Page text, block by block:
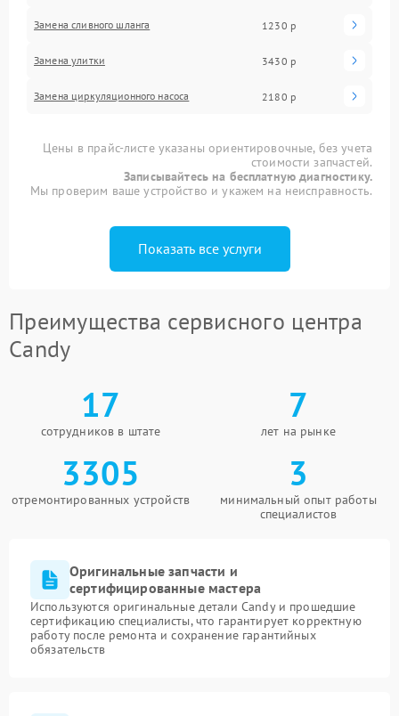
Замена сливного шланга 1230 р
Замена улитки 3430 р
Замена циркуляционного насоса 2180 р
Цены в прайс-листе указаны ориентировочные, без учета
стоимости запчастей.
Записывайтесь на бесплатную диагностику.
Мы проверим ваше устройство и укажем на неисправность.
Показать все услуги
Преимущества сервисного центра
Candy
17
сотрудников в штате
7
лет на рынке
3305
отремонтированных устройств
3
минимальный опыт работы
специалистов
Оригинальные запчасти и
сертифицированные мастера
Используются оригинальные детали Candy и прошедшие
сертификацию специалисты, что гарантирует корректную
работу после ремонта и сохранение гарантийных
обязательств